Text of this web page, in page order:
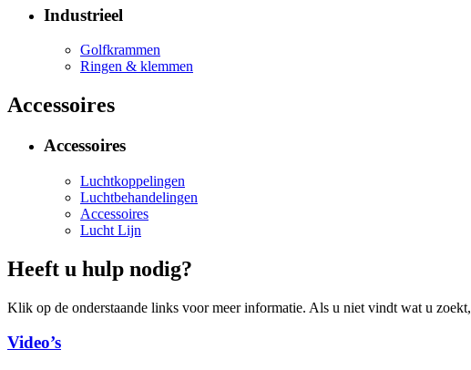
Industrieel
Golfkrammen
Ringen & klemmen
Accessoires
Accessoires
Luchtkoppelingen
Luchtbehandelingen
Accessoires
Lucht Lijn
Heeft u hulp nodig?
Klik op de onderstaande links voor meer informatie. Als u niet vindt wat u zoekt,
Video’s